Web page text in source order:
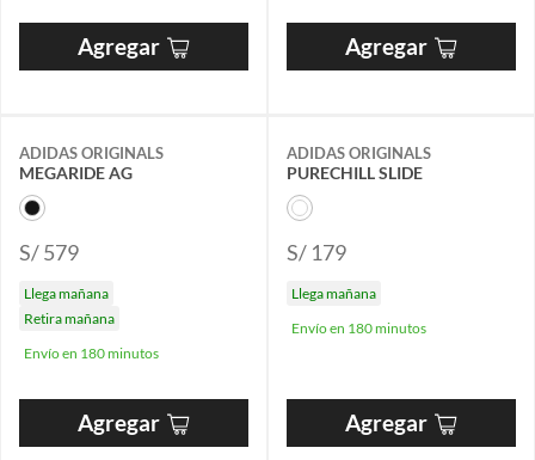
Agregar Agregar
ADIDAS ORIGINALS
MEGARIDE AG
S/ 579
Llega mañana
Retira mañana
Envío en 180 minutos
Agregar
ADIDAS ORIGINALS
PURECHILL SLIDE
S/ 179
Llega mañana
Envío en 180 minutos
Agregar